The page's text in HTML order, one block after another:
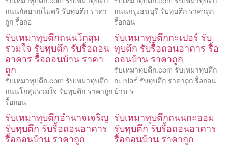
ถนนกัลยาณไมตรี รับทุบตึก ราคา
ถูก รื้อถอ
ถนนกรุงธนบุรี รับทุบตึก ราคาถูก
รื้อถอน
รับเหมาทุบตึกถนนโกสุม
รวมใจ รับทุบตึก รับรื้อถอน
อาคาร รื้อถอนบ้าน ราคา
ถูก
รับเหมาทุบตึก.com รับเหมาทุบตึก
ถนนโกสุมรวมใจ รับทุบตึก ราคาถูก
รื้อถอน
รับเหมาทุบตึกกะเปอร์ รับ
ทุบตึก รับรื้อถอนอาคาร รื้อ
ถอนบ้าน ราคาถูก
รับเหมาทุบตึก.com รับเหมาทุบตึก
กะเปอร์ รับทุบตึก ราคาถูก รื้อถอน
บ้าน ร
รับเหมาทุบตึกอำนาจเจริญ
รับทุบตึก รับรื้อถอนอาคาร
รื้อถอนบ้าน ราคาถูก
รับเหมาทุบตึกถนนกะออม
รับทุบตึก รับรื้อถอนอาคาร
รื้อถอนบ้าน ราคาถูก